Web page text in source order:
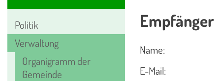
Politik
Verwaltung
Organigramm der
Gemeinde
Empfänger
Name:
E-Mail: